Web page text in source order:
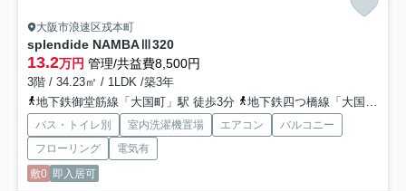
大阪市浪速区戎本町
splendide NAMBAⅢ320
13.2万円 管理/共益費8,500円
3階 / 34.23㎡ / 1LDK /築3年
地下鉄御堂筋線「大国町」駅 徒歩3分
地下鉄四つ橋線「大国町」駅 徒歩3分
バス・トイレ別 室内洗濯機置場 エアコン
バルコニー
フローリング
電気有
敷0 即入居可